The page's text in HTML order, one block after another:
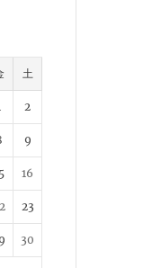
土
2
9
16
23
30